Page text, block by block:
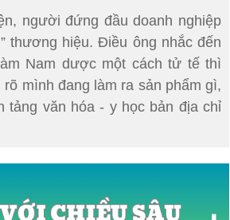
người đứng đầu doanh nghiệp
thương hiệu. Điều ông nhắc đến
Nam dược một cách tử tế thì
mình đang làm ra sản phẩm gì,
tảng văn hóa - y học bản địa chỉ